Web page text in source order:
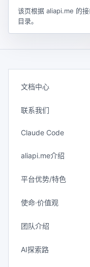
该页根据 aliapi.me 的
目录。
文档中心
联系我们
Claude Code
aliapi.me介绍
平台优势/特色
使命·价值观
团队介绍
AI探索路